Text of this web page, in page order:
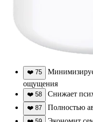
❤️ 75
ощущения
❤️ 58 Снижает
❤️ 87 Полностью